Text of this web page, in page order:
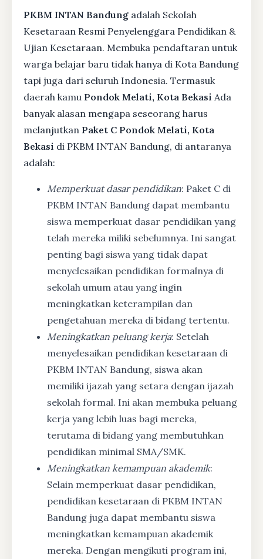
PKBM INTAN Bandung adalah Sekolah
Kesetaraan Resmi Penyelenggara Pendidikan &
Ujian Kesetaraan. Membuka pendaftaran untuk
warga belajar baru tidak hanya di Kota Bandung
tapi juga dari seluruh Indonesia. Termasuk
daerah kamu Pondok Melati, Kota Bekasi Ada
banyak alasan mengapa seseorang harus
melanjutkan Paket C Pondok Melati, Kota
Bekasi di PKBM INTAN Bandung, di antaranya
adalah:
Memperkuat dasar pendidikan: Paket C di
PKBM INTAN Bandung dapat membantu
siswa memperkuat dasar pendidikan yang
telah mereka miliki sebelumnya. Ini sangat
penting bagi siswa yang tidak dapat
menyelesaikan pendidikan formalnya di
sekolah umum atau yang ingin
meningkatkan keterampilan dan
pengetahuan mereka di bidang tertentu.
Meningkatkan peluang kerja: Setelah
menyelesaikan pendidikan kesetaraan di
PKBM INTAN Bandung, siswa akan
memiliki ijazah yang setara dengan ijazah
sekolah formal. Ini akan membuka peluang
kerja yang lebih luas bagi mereka,
terutama di bidang yang membutuhkan
pendidikan minimal SMA/SMK.
Meningkatkan kemampuan akademik:
Selain memperkuat dasar pendidikan,
pendidikan kesetaraan di PKBM INTAN
Bandung juga dapat membantu siswa
meningkatkan kemampuan akademik
mereka. Dengan mengikuti program ini,